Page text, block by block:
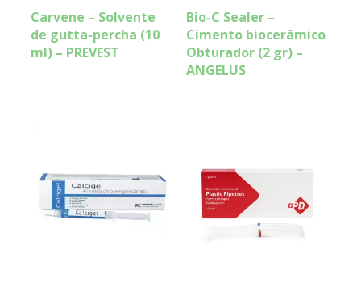
Carvene – Solvente
de gutta-percha (10
ml) – PREVEST
Bio-C Sealer –
Cimento biocerâmico
Obturador (2 gr) –
ANGELUS